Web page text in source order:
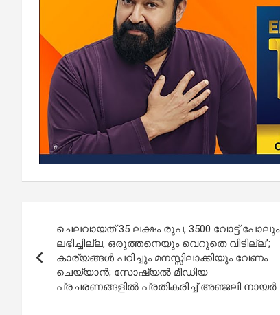
navigation
ചെലവായത് 35 ലക്ഷം രൂപ, 3500 വോട്ട് പോലും
ലഭിച്ചില്ല, ഒരുത്തനെയും വെറുതെ വിടില്ല’;
കാര്യങ്ങൾ പഠിച്ചും മനസ്സിലാക്കിയും വേണം
ചെയ്യാൻ; സോഷ്യൽ മീഡിയ
പ്രചരണങ്ങളിൽ പ്രതികരിച്ച് അഞ്ജലി നായർ